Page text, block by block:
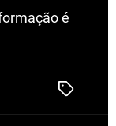
é
T